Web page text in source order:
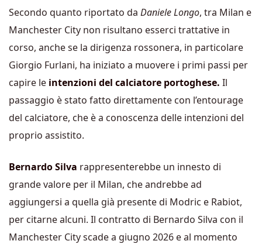
Secondo quanto riportato da Daniele Longo, tra Milan e
Manchester City non risultano esserci trattative in
corso, anche se la dirigenza rossonera, in particolare
Giorgio Furlani, ha iniziato a muovere i primi passi per
capire le intenzioni del calciatore portoghese. Il
passaggio è stato fatto direttamente con l’entourage
del calciatore, che è a conoscenza delle intenzioni del
proprio assistito.
Bernardo Silva rappresenterebbe un innesto di
grande valore per il Milan, che andrebbe ad
aggiungersi a quella già presente di Modric e Rabiot,
per citarne alcuni. Il contratto di Bernardo Silva con il
Manchester City scade a giugno 2026 e al momento